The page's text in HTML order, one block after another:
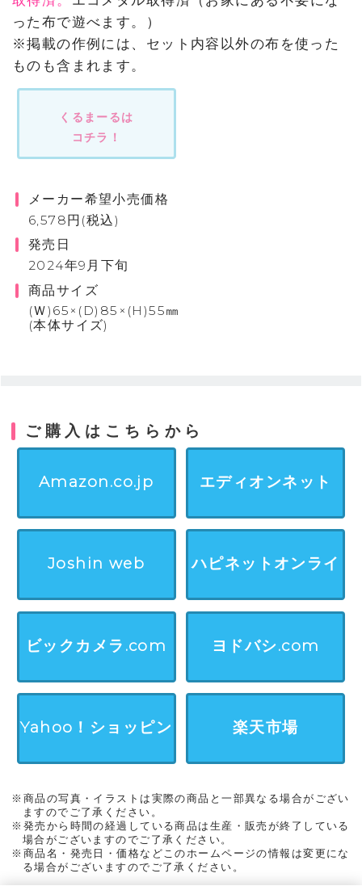
った布で遊べます。）
※掲載の作例には、セット内容以外の布を使った
ものも含まれます。
メーカー希望小売価格
6,578円(税込)
発売日
2024年9月下旬
商品サイズ
(Ｗ)65×(D)85×(H)55㎜
(本体サイズ)
くるまーるは
コチラ！
ご購入はこちらから
Amazon.co.jp エディオンネット
Joshin web ハピネットオンライ
ビックカメラ.com
ヨドバシ.com
Yahoo！ショッピン
グ
楽天市場
※商品の写真・イラストは実際の商品と一部異なる場合がござい
ますのでご了承ください。
※発売から時間の経過している商品は生産・販売が終了している
場合がございますのでご了承ください。
※商品名・発売日・価格などこのホームページの情報は変更にな
る場合がございますのでご了承ください。